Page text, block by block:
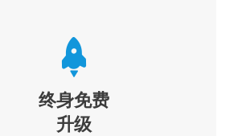
终身免费
升级